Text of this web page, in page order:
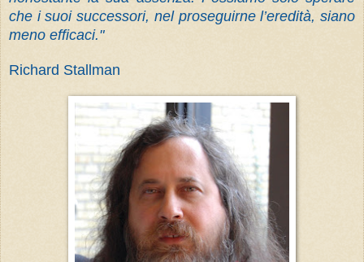
che i suoi successori, nel proseguirne l’eredità, siano
meno efficaci."
Richard Stallman